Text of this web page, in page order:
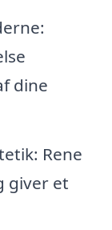
dine
Rene
giver et